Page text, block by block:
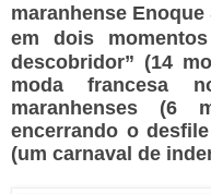
maranhense
em dois
descobridor” (14
moda francesa
maranhenses (6
encerrando o
(um carnaval de